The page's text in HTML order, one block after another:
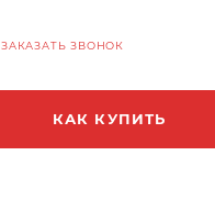
ЗАКАЗАТЬ ЗВОНОК
КАК КУПИТЬ